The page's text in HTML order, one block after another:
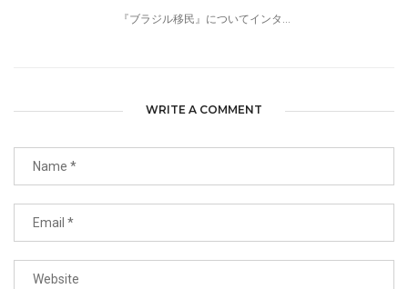
『ブラジル移民』についてインタ...
WRITE A COMMENT